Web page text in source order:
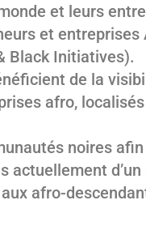
et leurs
et entreprises
Black Initiatives).
de la
afro,
noires
d’un
afro-